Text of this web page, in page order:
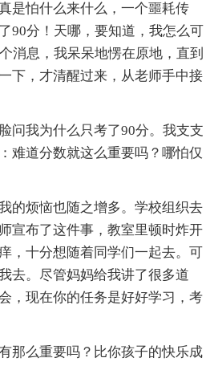
是怕什么来什么，一个噩耗传
90分！天哪，要知道，我怎么可
消息，我呆呆地愣在原地，直到
下，才清醒过来，从老师手中接
我为什么只考了90分。我支支
难道分数就这么重要吗？哪怕仅
烦恼也随之增多。学校组织去
宣布了这件事，教室里顿时炸开
，十分想随着同学们一起去。可
去。尽管妈妈给我讲了很多道
，现在你的任务是好好学习，考
么重要吗？比你孩子的快乐成